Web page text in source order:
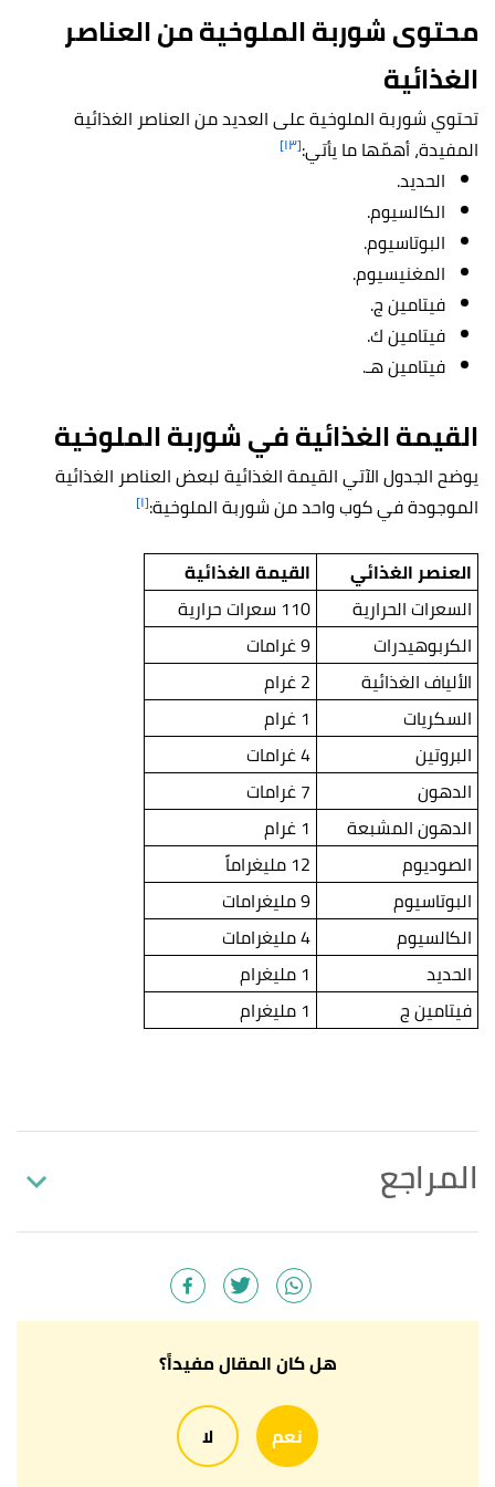
محتوى شوربة الملوخية من العناصر
الغذائية
تحتوي شوربة الملوخية على العديد من العناصر الغذائية
المفيدة، أهمّها ما يأتي:[١٣]
الحديد.
الكالسيوم.
البوتاسيوم.
المغنيسيوم.
فيتامين ج.
فيتامين ك.
فيتامين هـ.
القيمة الغذائية في شوربة الملوخية
يوضح الجدول الآتي القيمة الغذائية لبعض العناصر الغذائية
الموجودة في كوب واحد من شوربة الملوخية:[١]
العنصر الغذائي
القيمة الغذائية
السعرات الحرارية
110 سعرات حرارية
الكربوهيدرات
9 غرامات
الألياف الغذائية
2 غرام
السكريات
1 غرام
البروتين
4 غرامات
الدهون
7 غرامات
الدهون المشبعة
1 غرام
الصوديوم
12 مليغراماً
البوتاسيوم
9 مليغرامات
الكالسيوم
4 مليغرامات
الحديد
1 مليغرام
فيتامين ج
1 مليغرام
المراجع
, 21/11/2020, Retrieved 23/9/2021.
"Rice, white, medium-grain, cooked,
23/9/2021. Edited.
"Chicken, broilers or fryers, breast, meat and
هل كان المقال مفيداً؟
نعم لا